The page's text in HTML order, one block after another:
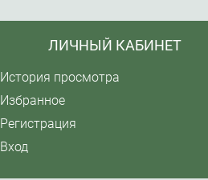
ЛИЧНЫЙ КАБИНЕТ
История просмотра
Избранное
Регистрация
Вход